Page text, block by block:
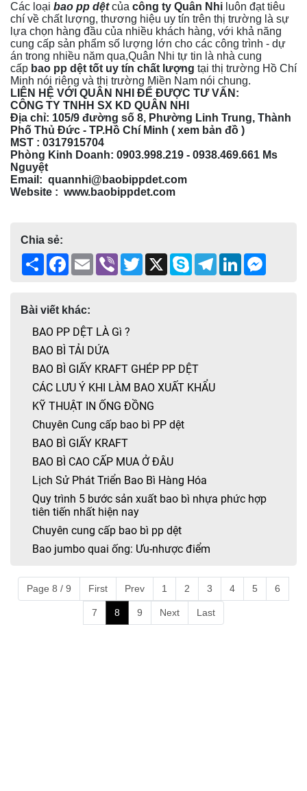
Các loại bao pp dệtcủa công ty Quân Nhi luôn đạt tiêu
chí về chất lượng, thương hiệu uy tín trên thị trường là sự
lựa chọn hàng đầu của nhiều khách hàng, với khả năng
cung cấp sản phẩm số lượng lớn cho các công trình - dự
án trong nhiều năm qua,Quân Nhi tự tin là nhà cung
cấp bao pp dệt tốt uy tín chất lượng tại thị trường Hồ Chí
Minh nói riêng và thị trường Miền Nam nói chung.
LIÊN HỆ VỚI QUÂN NHI ĐỂ ĐƯỢC TƯ VẤN:
CÔNG TY TNHH SX KD QUÂN NHI
Địa chỉ: 105/9 đường số 8, Phường Linh Trung, Thành
Phố Thủ Đức - TP.Hồ Chí Minh ( xem bản đồ )
MST : 0317915704
Phòng Kinh Doanh: 0903.998.219 - 0938.469.661 Ms
Nguyệt
Email: quannhi@baobippdet.com
Website : www.baobippdet.com
Chia sẻ:
ShareFacebook
EmailViber Twitter
X SkypeTelegramLinkedIn
Bài viết khác:
BAO PP DỆT LÀ Gì ?
BAO BÌ TẢI DỨA
BAO BÌ GIẤY KRAFT GHÉP PP DỆT
CÁC LƯU Ý KHI LÀM BAO XUẤT KHẨU
KỸ THUẬT IN ỐNG ĐỒNG
Chuyên Cung cấp bao bì PP dệt
BAO BÌ GIẤY KRAFT
BAO BÌ CAO CẤP MUA Ở ĐÂU
Lịch Sử Phát Triển Bao Bì Hàng Hóa
Quy trình 5 bước sản xuất bao bì nhựa phức hợp
tiên tiến nhất hiện nay
Chuyên cung cấp bao bì pp dệt
Bao jumbo quai ống: Ưu-nhược điểm
Page 8 / 9 First Prev 1 2 3 4 5 6
7 8 9 Next Last